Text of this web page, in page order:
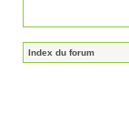
Index du forum